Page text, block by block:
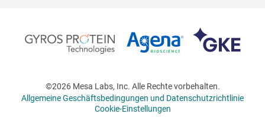
©2026 Mesa Labs, Inc. Alle Rechte vorbehalten.
Allgemeine Geschäftsbedingungen und Datenschutzrichtlinie
Cookie-Einstellungen